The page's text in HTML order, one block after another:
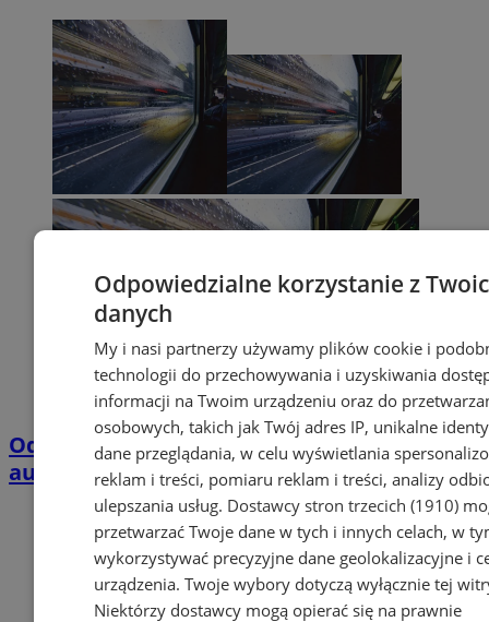
Od 15 marca zmiany w trasie i rozkładzie
autobusu 707
Odpowiedzialne korzystanie z
danych
My i nasi partnerzy używamy plików cookie i
technologii do przechowywania i uzyskiwania
informacji na Twoim urządzeniu oraz do
osobowych, takich jak Twój adres IP, unikalne
dane przeglądania, w celu wyświetlania
reklam i treści, pomiaru reklam i treści, analizy
ulepszania usług. Dostawcy stron trzecich (1910)
przetwarzać Twoje dane w tych i innych celach, w
wykorzystywać precyzyjne dane geolokalizacyjne i
urządzenia. Twoje wybory dotyczą wyłącznie tej
Niektórzy dostawcy mogą opierać się na prawnie